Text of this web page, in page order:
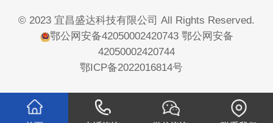
© 2023 宜昌盛达科技有限公司 All Rights Reserved.
鄂公网安备42050002420743 鄂公网安备
42050002420744
鄂ICP备2022016814号